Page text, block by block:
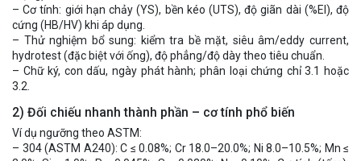
– Cơ tính: giới hạn chảy (YS), bền kéo (UTS), độ giãn dài (%El), độ
cứng (HB/HV) khi áp dụng.
– Thử nghiệm bổ sung: kiểm tra bề mặt, siêu âm/eddy current,
hydrotest (đặc biệt với ống), độ phẳng/độ dày theo tiêu chuẩn.
– Chữ ký, con dấu, ngày phát hành; phân loại chứng chỉ 3.1 hoặc
3.2.
2) Đối chiếu nhanh thành phần – cơ tính phổ biến
Ví dụ ngưỡng theo ASTM:
– 304 (ASTM A240): C ≤ 0.08%; Cr 18.0–20.0%; Ni 8.0–10.5%; Mn ≤